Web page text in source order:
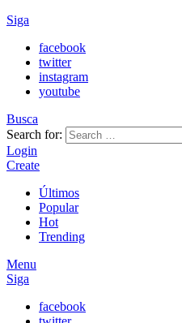
Siga
facebook
twitter
instagram
youtube
Busca
Search for:
Login
Create
Últimos
Popular
Hot
Trending
Menu
Siga
facebook